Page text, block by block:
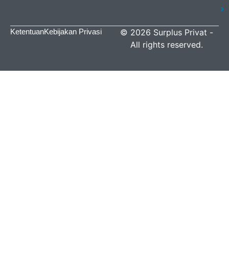
KetentuanKebijakan Privasi © 2026 Surplus Privat -
All rights reserved.